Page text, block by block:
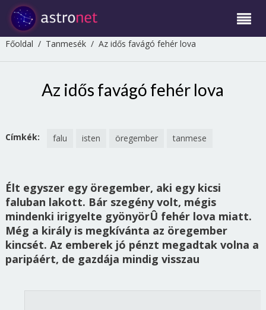
Főoldal / Tanmesék/ Az idős favágó fehér lova
Az idős favágó fehér lova
Címkék: falu isten öregember tanmese
Élt egyszer egy öregember, aki egy kicsi
faluban lakott. Bár szegény volt, mégis
mindenki irigyelte gyönyörÛ fehér lova miatt.
Még a király is megkívánta az öregember
kincsét. Az emberek jó pénzt megadtak volna a
paripáért, de gazdája mindig visszau